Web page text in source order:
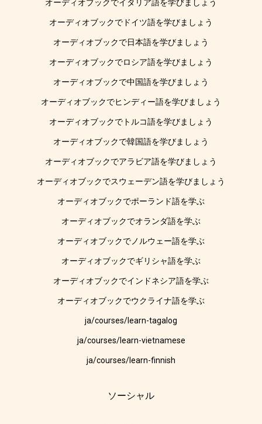
オーディオブックでイタリア語を学びましょう
オーディオブックでドイツ語を学びましょう
オーディオブックで日本語を学びましょう
オーディオブックでロシア語を学びましょう
オーディオブックで中国語を学びましょう
オーディオブックでヒンディー語を学びましょう
オーディオブックでトルコ語を学びましょう
オーディオブックで韓国語を学びましょう
オーディオブックでアラビア語を学びましょう
オーディオブックでスウェーデン語を学びましょう
オーディオブックでポーランド語を学ぶ
オーディオブックでオランダ語を学ぶ
オーディオブックでノルウェー語を学ぶ
オーディオブックでギリシャ語を学ぶ
オーディオブックでインドネシア語を学ぶ
オーディオブックでウクライナ語を学ぶ
ja/courses/learn-tagalog
ja/courses/learn-vietnamese
ja/courses/learn-finnish
ソーシャル